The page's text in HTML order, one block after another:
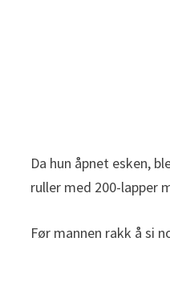
Da hun åpnet esken,
ruller med 200-lapper
Før mannen rakk å si